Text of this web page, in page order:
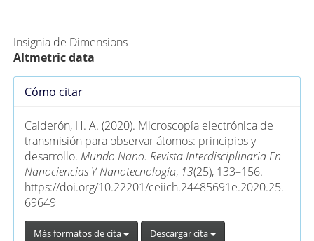
Insignia de Dimensions
Altmetric data
Detalles
artículo
Cómo citar
Calderón, H. A. (2020). Microscopía electrónica de
transmisión para observar átomos: principios y
desarrollo. Mundo Nano. Revista Interdisciplinaria En
Nanociencias Y Nanotecnología, 13(25), 133–156.
https://doi.org/10.22201/ceiich.24485691e.2020.25.
69649
Más formatos de cita Descargar cita